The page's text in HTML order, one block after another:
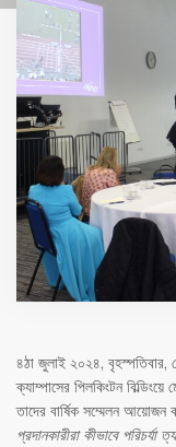
৪ঠা জুলাই ২০২৪, বৃহস্পতিবার,
ক্যাম্পাসের পিলকিংটন
তাদের বার্ষিক সম্মেলন
প্রদানকারীরা কীভাবে পরিচর্যা